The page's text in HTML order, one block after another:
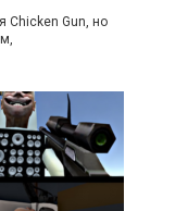
Chicken Gun, но